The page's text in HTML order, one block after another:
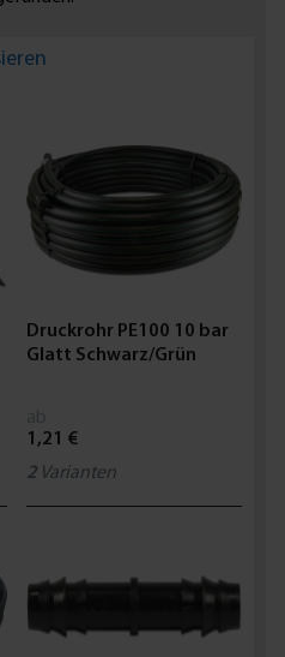
Druckrohr PE100 10 bar
Glatt Schwarz/Grün
1,21 €
2 Varianten